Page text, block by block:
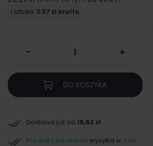
1 sztuka: 0.57 zł brutto
- +
DO KOSZYKA
Dostawa już od 16,62 zł
Produkt na staniewysyłka w 24h